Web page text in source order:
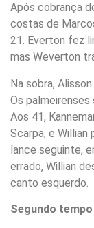
Após cobrança
costas de
21. Everton fez
mas Weverton
Na sobra,
Os
Aos 41,
Scarpa, e Willian
lance seguinte,
errado, Willian
canto esquerdo.
Segundo tempo